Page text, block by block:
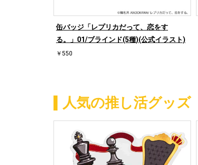
缶バッジ「レプリカだって、恋をす
る。」01/ブラインド(5種)(公式イラスト)
￥550
人気の推し活グッズ